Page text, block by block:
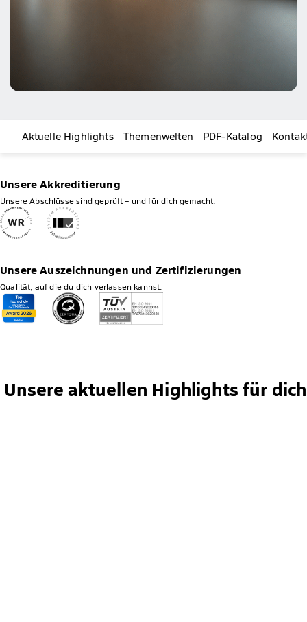
Aktuelle Highlights Themenwelten PDF-Katalog
Unsere Akkreditierung
Unsere Abschlüsse sind geprüft – und für dich gemacht.
Unsere Auszeichnungen und Zertifizierungen
Qualität, auf die du dich verlassen kannst.
Unsere aktuellen Highlights für dich